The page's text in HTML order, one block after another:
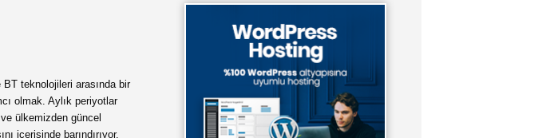
BT teknolojileri arasında bir
olmak. Aylık periyotlar
ülkemizden güncel
içerisinde barındırıyor.